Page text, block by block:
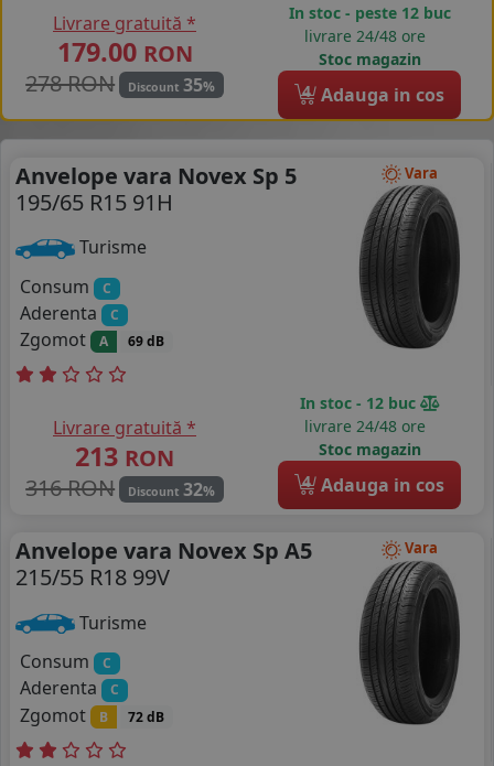
Livrare gratuită *
179.00 RON
278 RON
Discount 35%
In stoc - peste 12 buc
livrare 24/48 ore
Stoc magazin
4 Adauga in cos
Vara
Anvelope vara Novex Sp 5
195/65 R15 91H
Turisme
Consum
C
Aderenta C
Zgomot A 69 dB
Livrare gratuită *
213 RON
316 RON
Discount 32%
In stoc - 12 buc
livrare 24/48 ore
Stoc magazin
4 Adauga in cos
Vara
Anvelope vara Novex Sp A5
215/55 R18 99V
Turisme
Consum
C
Aderenta C
Zgomot B 72 dB